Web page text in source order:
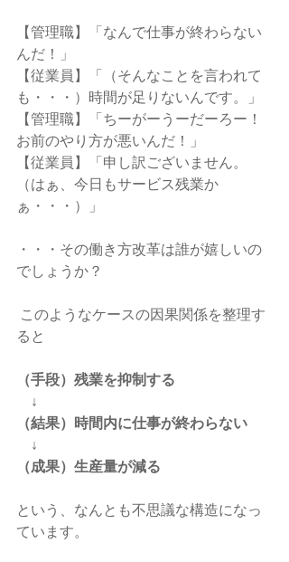
【管理職】「なんで仕事が終わらない
んだ！」
【従業員】「（そんなことを言われて
も・・・）時間が足りないんです。」
【管理職】「ちーがーうーだーろー！
お前のやり方が悪いんだ！」
【従業員】「申し訳ございません。
（はぁ、今日もサービス残業か
ぁ・・・）」
・・・その働き方改革は誰が嬉しいの
でしょうか？
ると
（手段）残業を抑制する
↓
（結果）時間内に仕事が終わらない
↓
（成果）生産量が減る
という、なんとも不思議な構造になっ
ています。